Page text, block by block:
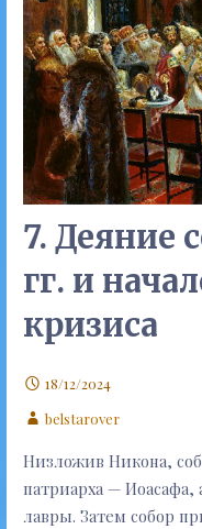
7. Деяние
гг. и
кризиса
18/12/2024
belstarover
Низложив Никона,
патриарха —
лавры. Затем собор